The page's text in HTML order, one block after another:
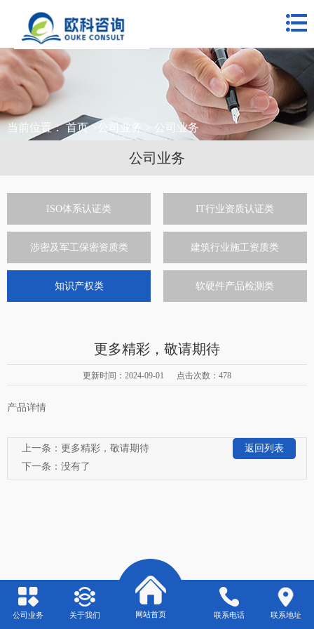
网站首页
关于我们
公司业务
合作客户
新闻中心
当前位置：首页> 公司业务 > 公司业务
公司业务
ISO体系认证类 IT行业资质认证类
涉密及军工保密资质类 建筑行业施工资质类
知识产权类 软硬件产品检测类
更多精彩，敬请期待
更新时间：2024-09-01 点击次数：478
产品详情
上一条： 更多精彩，敬请期待
下一条：没有了
返回列表
公司业务 关于我们 网站首页 联系电话 联系地址